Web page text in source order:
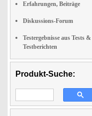
Erfahrungen, Beiträge
Diskussions-Forum
Testergebnisse aus Tests &
Testberichten
Produkt-Suche: